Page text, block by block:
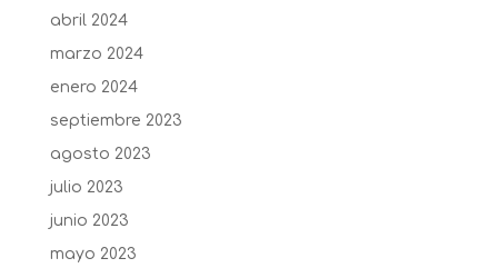
abril 2024
marzo 2024
enero 2024
septiembre 2023
agosto 2023
julio 2023
junio 2023
mayo 2023